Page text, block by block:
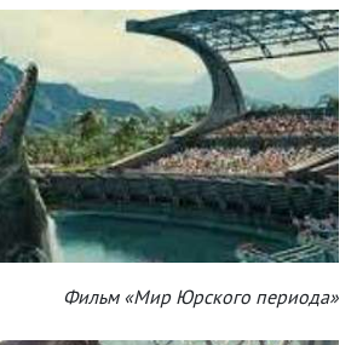
Фильм «Мир Юрского периода»